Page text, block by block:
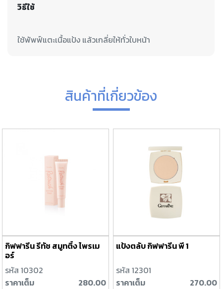
วิธีใช้
สินค้าที่เกี่ยวข้อง
กิฟฟารีน รีทัช สมูทติ้ง ไพรเม
อร์
รหัส 10302
ราคาเต็ม
280.00
แป้งตลับ กิฟฟารีน พี 1
รหัส 12301
ราคาเต็ม
270.00